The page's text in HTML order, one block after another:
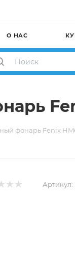
О НАС
фонарь Fenix
Артикул: